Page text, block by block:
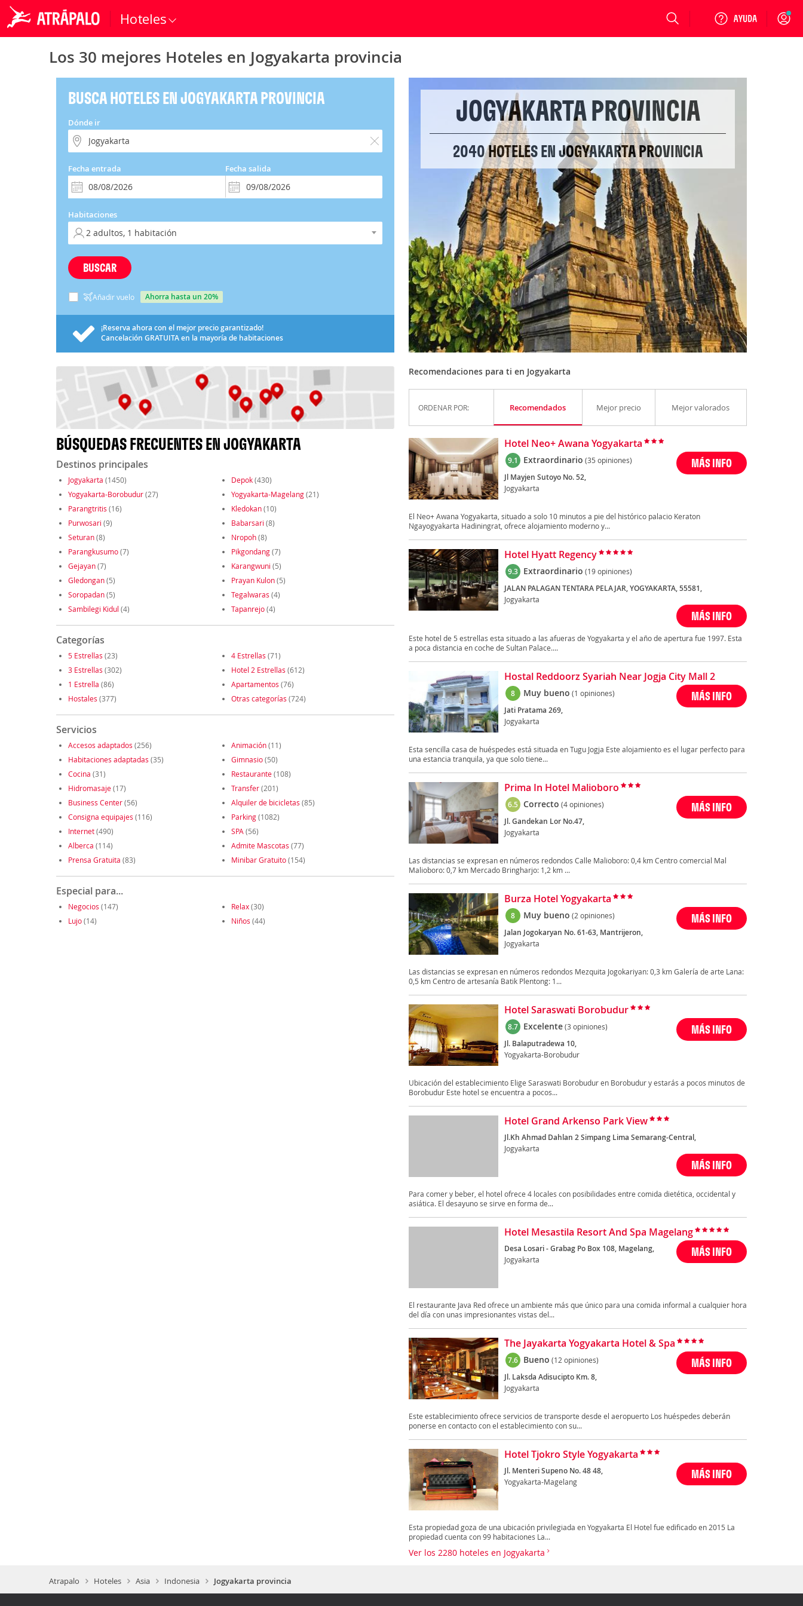
Hoteles Login
Los 30 mejores Hoteles en Jogyakarta provincia
BUSCA HOTELES EN JOGYAKARTA PROVINCIA
Dónde ir
Fecha entrada Fecha salida
Habitaciones
BUSCAR
Añadir vuelo ahorra hasta un 20%
¡Reserva ahora con el mejor precio garantizado!
Cancelación GRATUITAen la mayoría de habitaciones
BÚSQUEDAS FRECUENTES EN JOGYAKARTA
Destinos principales
Jogyakarta (1450) Depok(430)
Yogyakarta-Borobudur(27) Yogyakarta-Magelang(21)
Parangtritis (16) Kledokan(10)
Purwosari (9) Babarsari (8)
Seturan(8) Nropoh(8)
Parangkusumo(7) Pikgondang(7)
Gejayan(7) Karangwuni (5)
Gledongan(5) Prayan Kulon(5)
Soropadan(5) Tegalwaras (4)
Sambilegi Kidul (4) Tapanrejo(4)
Categorías
5 Estrellas (23) 4 Estrellas (71)
3 Estrellas (302) Hotel 2 Estrellas (612)
1 Estrella (86) Apartamentos (76)
Hostales (377) Otras categorías (724)
Servicios
Accesos adaptados (256) Animación(11)
Habitaciones adaptadas (35) Gimnasio(50)
Cocina (31) Restaurante(108)
Hidromasaje(17) Transfer(201)
Business Center(56) Alquiler de bicicletas (85)
Consigna equipajes (116) Parking(1082)
Internet(490) SPA (56)
Alberca (114) Admite Mascotas (77)
Prensa Gratuita (83) Minibar Gratuito(154)
Especial para...
Negocios (147) Relax(30)
Lujo(14) Niños (44)
JOGYAKARTA PROVINCIA
2040 HOTELES EN JOGYAKARTA PROVINCIA
Recomendaciones para ti en Jogyakarta
ORDENAR POR: Recomendados Mejor precio Mejor valorados
Hotel Neo+ Awana Yogyakarta
9.1 Extraordinario (35 opiniones)
Jl Mayjen Sutoyo No. 52,
Jogyakarta
MÁS INFO
El Neo+ Awana Yogyakarta, situado a solo 10 minutos a pie del histórico palacio Keraton
Ngayogyakarta Hadiningrat, ofrece alojamiento moderno y...
Hotel Hyatt Regency
9.3 Extraordinario (19 opiniones)
JALAN PALAGAN TENTARA PELAJAR, YOGYAKARTA, 55581,
Jogyakarta
MÁS INFO
Este hotel de 5 estrellas esta situado a las afueras de Yogyakarta y el año de apertura fue 1997. Esta
a poca distancia en coche de Sultan Palace....
Hostal Reddoorz Syariah Near Jogja City Mall 2
8 Muy bueno (1 opiniones)
Jati Pratama 269,
Jogyakarta
MÁS INFO
Esta sencilla casa de huéspedes está situada en Tugu Jogja Este alojamiento es el lugar perfecto para
una estancia tranquila, ya que solo tiene...
Prima In Hotel Malioboro
6.5 Correcto (4 opiniones)
Jl. Gandekan Lor No.47,
Jogyakarta
MÁS INFO
Las distancias se expresan en números redondos Calle Malioboro: 0,4 km Centro comercial Mal
Malioboro: 0,7 km Mercado Bringharjo: 1,2 km ...
Burza Hotel Yogyakarta
8 Muy bueno (2 opiniones)
Jalan Jogokaryan No. 61-63, Mantrijeron,
Jogyakarta
MÁS INFO
Las distancias se expresan en números redondos Mezquita Jogokariyan: 0,3 km Galería de arte Lana:
0,5 km Centro de artesanía Batik Plentong: 1...
Hotel Saraswati Borobudur
8.7 Excelente(3 opiniones)
Jl. Balaputradewa 10,
Yogyakarta-Borobudur
MÁS INFO
Ubicación del establecimiento Elige Saraswati Borobudur en Borobudur y estarás a pocos minutos de
Borobudur Este hotel se encuentra a pocos...
Hotel Grand Arkenso Park View
Jl.Kh Ahmad Dahlan 2 Simpang Lima Semarang-Central,
Jogyakarta
MÁS INFO
Para comer y beber, el hotel ofrece 4 locales con posibilidades entre comida dietética, occidental y
asiática. El desayuno se sirve en forma de...
Hotel Mesastila Resort And Spa Magelang
Desa Losari - Grabag Po Box 108, Magelang,
Jogyakarta
MÁS INFO
El restaurante Java Red ofrece un ambiente más que único para una comida informal a cualquier hora
del día con unas impresionantes vistas del...
The Jayakarta Yogyakarta Hotel & Spa
7.6 Bueno (12 opiniones)
Jl. Laksda Adisucipto Km. 8,
Jogyakarta
MÁS INFO
Este establecimiento ofrece servicios de transporte desde el aeropuerto Los huéspedes deberán
ponerse en contacto con el establecimiento con su...
Hotel Tjokro Style Yogyakarta
Jl. Menteri Supeno No. 48 48,
Yogyakarta-Magelang
MÁS INFO
Esta propiedad goza de una ubicación privilegiada en Yogyakarta El Hotel fue edificado en 2015 La
propiedad cuenta con 99 habitaciones La...
Ver los 2280 hoteles en Jogyakarta
Atrapalo Hoteles Asia Indonesia Jogyakarta provincia